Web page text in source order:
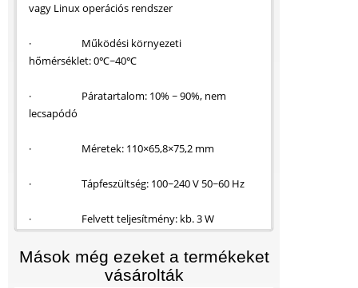
vagy Linux operációs rendszer
· Működési környezeti
hőmérséklet: 0℃~40℃
· Páratartalom: 10% ~ 90%, nem
lecsapódó
· Méretek: 110×65,8×75,2 mm
· Tápfeszültség: 100~240 V 50~60 Hz
· Felvett teljesítmény: kb. 3 W
Mások még ezeket a termékeket
vásárolták